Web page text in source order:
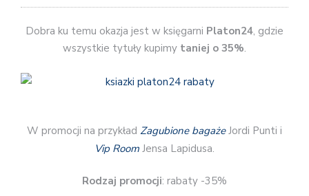
Dobra ku temu okazja jest w księgarni Platon24, gdzie
wszystkie tytuły kupimy taniej o 35%.
W promocji na przykład Zagubione bagażeJordi Punti i
Vip Room Jensa Lapidusa.
Rodzaj promocji: rabaty -35%